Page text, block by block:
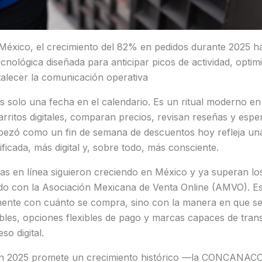
el crecimiento del 82% en pedidos durante 2025
diseñada para anticipar picos de actividad,
la comunicación operativa
solo una fecha en el calendario. Es un ritual moderno
digitales, comparan precios, revisan reseñas y
como un fin de semana de descuentos hoy refleja
más digital y, sobre todo, más consciente.
en línea siguieron creciendo en México y ya superan
con la Asociación Mexicana de Venta Online (AMVO).
con cuánto se compra, sino con la manera en que
opciones flexibles de pago y marcas capaces de
digital.
2025 promete un crecimiento histórico —la